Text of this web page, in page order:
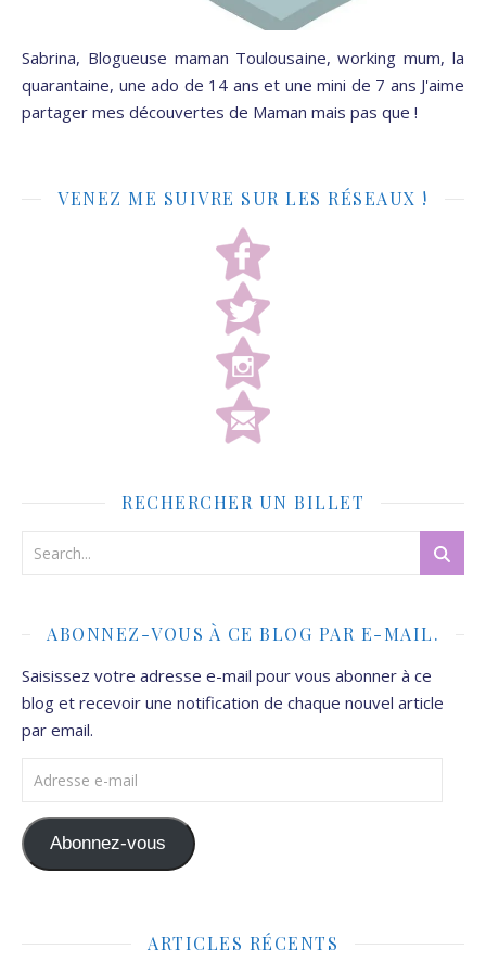
Sabrina, Blogueuse maman Toulousaine, working mum, la
quarantaine, une ado de 14 ans et une mini de 7 ans J'aime
partager mes découvertes de Maman mais pas que !
VENEZ ME SUIVRE SUR LES RÉSEAUX !
RECHERCHER UN BILLET
ABONNEZ-VOUS À CE BLOG PAR E-MAIL.
Saisissez votre adresse e-mail pour vous abonner à ce
blog et recevoir une notification de chaque nouvel article
par email.
Adresse e-mail
Abonnez-vous
ARTICLES RÉCENTS